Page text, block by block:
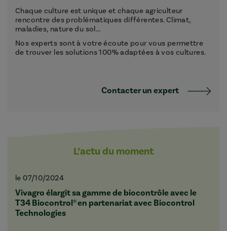
Chaque culture est unique et chaque agriculteur
rencontre des problématiques différentes. Climat,
maladies, nature du sol...
Nos experts sont à votre écoute pour vous permettre
de trouver les solutions 100% adaptées à vos cultures.
Contacter un expert
L’actu du moment
le 07/10/2024
Vivagro élargit sa gamme de biocontrôle avec le
T34 Biocontrol® en partenariat avec Biocontrol
Technologies